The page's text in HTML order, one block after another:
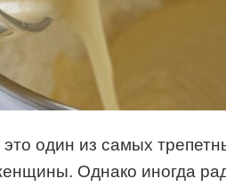
один из самых
Однако иногда